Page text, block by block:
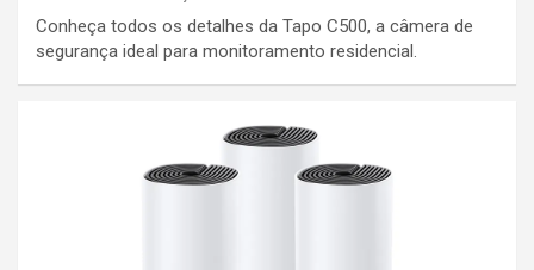
Conheça todos os detalhes da Tapo C500, a câmera de
segurança ideal para monitoramento residencial.